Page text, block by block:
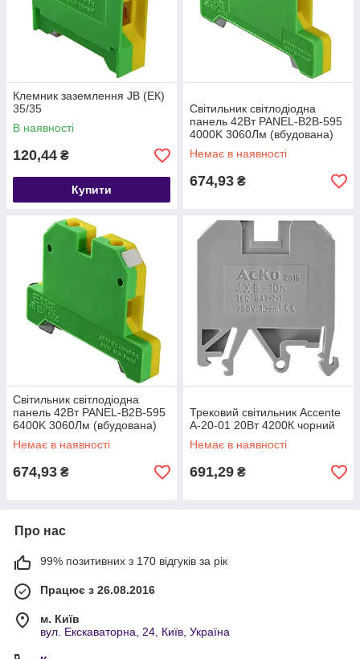
Клемник заземлення JB (ЕК)
35/35
В наявності
120,44 ₴
Купити
Світильник світлодіодна
панель 42Вт PANEL-B2B-595
4000K 3060Лм (вбудована)
Немає в наявності
674,93 ₴
Світильник світлодіодна
панель 42Вт PANEL-B2B-595
6400K 3060Лм (вбудована)
Немає в наявності
674,93 ₴
Трековий світильник Accente
A-20-01 20Вт 4200К чорний
Немає в наявності
691,29 ₴
Про нас
99% позитивних з 170 відгуків за рік
Працює з 26.08.2016
м. Київ
вул. Екскаваторна, 24, Київ, Україна